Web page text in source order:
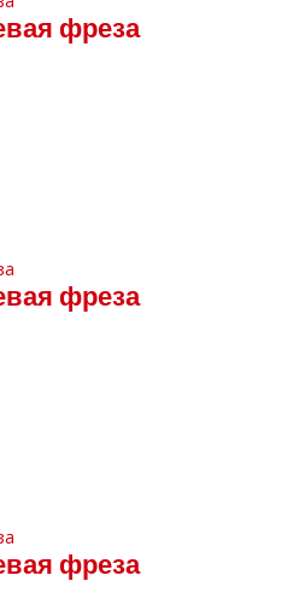
фреза
фреза
фреза